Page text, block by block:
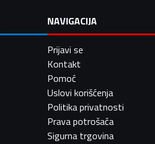
NAVIGACIJA
Prijavi se
Kontakt
Pomoć
Uslovi korišćenja
Politika privatnosti
Prava potrošača
Sigurna trgovina